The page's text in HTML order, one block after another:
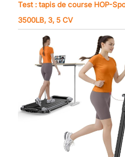
Test : tapis de course HOP-
3500LB, 3, 5 CV